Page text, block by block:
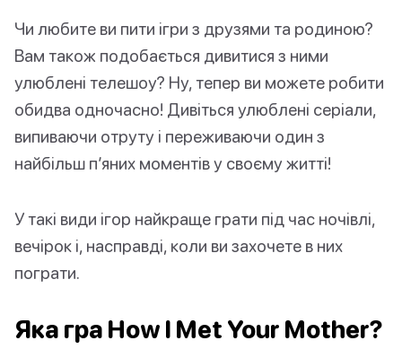
Чи любите ви пити ігри з друзями та родиною?
Вам також подобається дивитися з ними
улюблені телешоу? Ну, тепер ви можете робити
обидва одночасно! Дивіться улюблені серіали,
випиваючи отруту і переживаючи один з
найбільш п’яних моментів у своєму житті!
У такі види ігор найкраще грати під час ночівлі,
вечірок і, насправді, коли ви захочете в них
пограти.
Яка гра How I Met Your Mother?